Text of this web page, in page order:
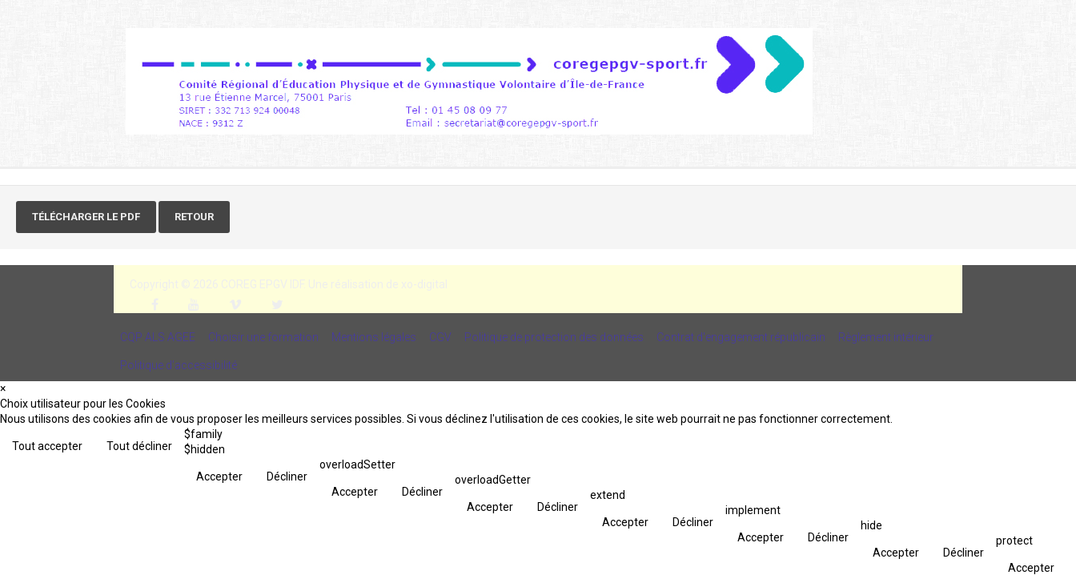
TÉLÉCHARGER LE PDF RETOUR
CQP ALS AGEE Choisir une formation Mentions légales CGV Politique de protection des données Contrat d'engagement républicain Règlement intérieur
Politique d’accessibilité
×
Choix utilisateur pour les Cookies
Nous utilisons des cookies afin de vous proposer les meilleurs services possibles. Si vous déclinez l'utilisation de ces cookies, le site web pourrait ne pas fonctionner correctement.
Tout accepter Tout décliner
$family
$hidden
Accepter Décliner
overloadSetter
Accepter Décliner
overloadGetter
Accepter Décliner
extend
Accepter Décliner
implement
Accepter Décliner
hide
Accepter Décliner
protect
Accepter